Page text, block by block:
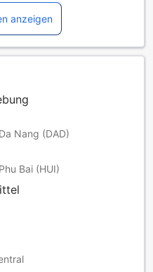
anzeigen
Nang (DAD)
Bai (HUI)